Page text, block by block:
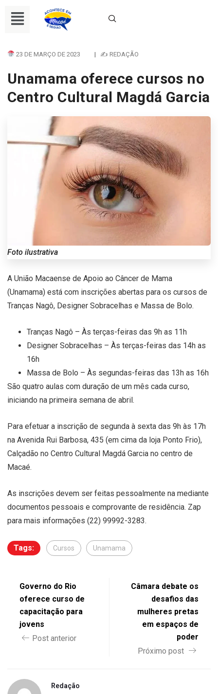
23 DE MARÇO DE 2023 | ✍ REDAÇÃO
Unamama oferece cursos no
Centro Cultural Magdá Garcia
Foto ilustrativa
A União Macaense de Apoio ao Câncer de Mama
(Unamama) está com inscrições abertas para os cursos de
Tranças Nagô, Designer Sobracelhas e Massa de Bolo.
Tranças Nagô – Às terças-feiras das 9h as 11h
Designer Sobracelhas – Às terças-feiras das 14h as
16h
Massa de Bolo – Às segundas-feiras das 13h as 16h
São quatro aulas com duração de um mês cada curso,
iniciando na primeira semana de abril.
Para efetuar a inscrição de segunda à sexta das 9h às 17h
na Avenida Rui Barbosa, 435 (em cima da loja Ponto Frio),
Calçadão no Centro Cultural Magdá Garcia no centro de
Macaé.
As inscrições devem ser feitas pessoalmente na mediante
documentos pessoais e comprovante de residência. Zap
para mais informações (22) 99992-3283.
Tags: Cursos Unamama
Governo do Rio
oferece curso de
capacitação para
jovens
Post anterior
Câmara debate os
desafios das
mulheres pretas
em espaços de
poder
Próximo post
Redação